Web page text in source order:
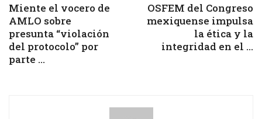
Miente el vocero de
AMLO sobre
presunta “violación
del protocolo” por
parte ...
OSFEM del Congreso
mexiquense impulsa
la ética y la
integridad en el ...